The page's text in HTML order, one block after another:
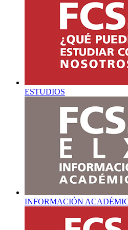
ESTUDIOS
INFORMACIÓN